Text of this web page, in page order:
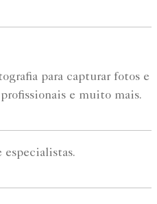
para capturar fotos e
e muito mais.